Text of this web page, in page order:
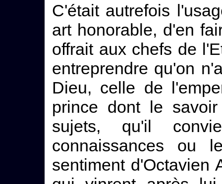
C'était autrefois
art honorable, d'en
offrait aux chefs de
entreprendre qu'on
Dieu, celle de
prince dont le
sujets, qu'il
connaissances ou
sentiment d'Octavien